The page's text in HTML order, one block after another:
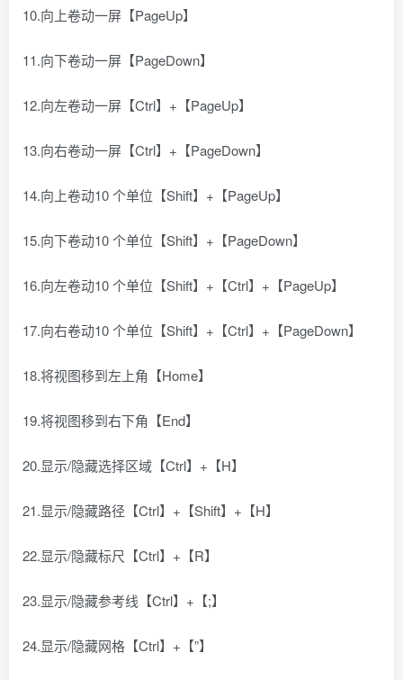
10.向上卷动一屏【PageUp】
11.向下卷动一屏【PageDown】
12.向左卷动一屏【Ctrl】+【PageUp】
13.向右卷动一屏【Ctrl】+【PageDown】
14.向上卷动10 个单位【Shift】+【PageUp】
15.向下卷动10 个单位【Shift】+【PageDown】
16.向左卷动10 个单位【Shift】+【Ctrl】+【PageUp】
17.向右卷动10 个单位【Shift】+【Ctrl】+【PageDown】
18.将视图移到左上角【Home】
19.将视图移到右下角【End】
20.显示/隐藏选择区域【Ctrl】+【H】
21.显示/隐藏路径【Ctrl】+【Shift】+【H】
22.显示/隐藏标尺【Ctrl】+【R】
23.显示/隐藏参考线【Ctrl】+【;】
24.显示/隐藏网格【Ctrl】+【”】